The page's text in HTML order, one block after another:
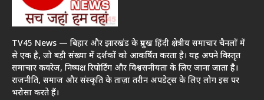
TV45 News — बिहार और झारखंड के प्रमुख हिंदी क्षेत्रीय समाचार चैनलों में
से एक है, जो बड़ी संख्या में दर्शकों को आकर्षित करता है। यह अपने विस्तृत
समाचार कवरेज, निष्पक्ष रिपोर्टिंग और विश्वसनीयता के लिए जाना जाता है।
राजनीति, समाज और संस्कृति के ताज़ा तरीन अपडेट्स के लिए लोग इस पर
भरोसा करते हैं।